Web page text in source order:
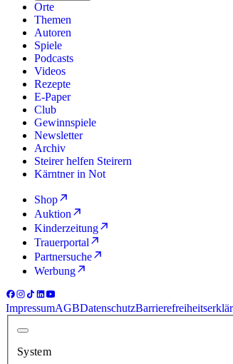
Orte
Themen
Autoren
Spiele
Podcasts
Videos
Rezepte
E-Paper
Club
Gewinnspiele
Newsletter
Archiv
Steirer helfen Steirern
Kärntner in Not
Shop
Auktion
Kinderzeitung
Trauerportal
Partnersuche
Werbung
ImpressumAGBDatenschutz
System